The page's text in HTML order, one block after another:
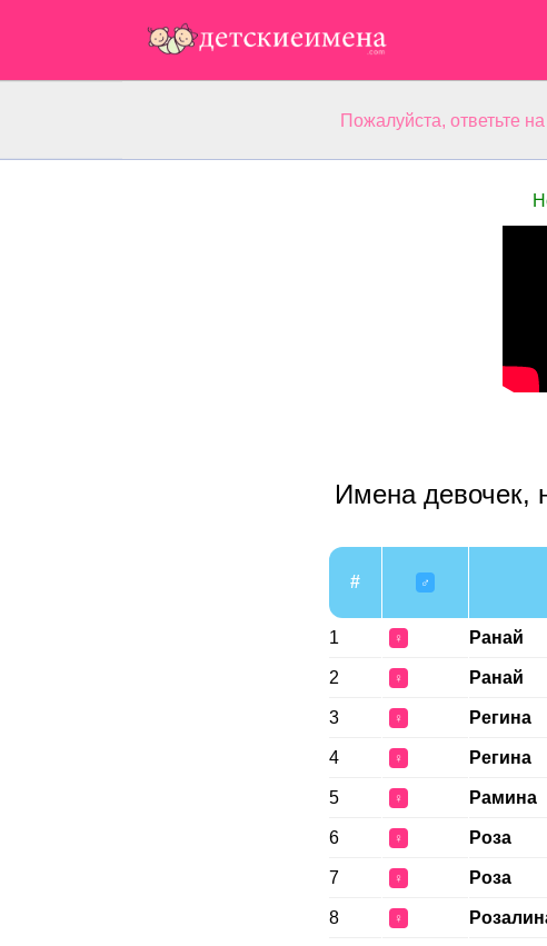
Пожалуйста, ответьте
Имена девочек,
# ♂
1 ♀ Ранай
2 ♀ Ранай
3 ♀ Регина
4 ♀ Регина
5 ♀ Рамина
6 ♀ Роза
7 ♀ Роза
8 ♀